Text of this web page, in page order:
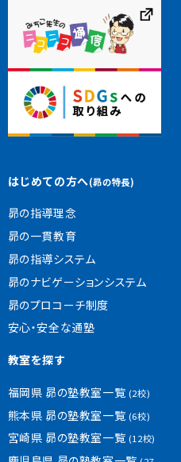
はじめての方へ(昴の特長)
昴の指導理念
昴の一貫教育
昴の指導システム
昴のナビゲーションシステム
昴のプロコーチ制度
安心・安全な通塾
教室を探す
福岡県 昴の塾教室一覧 (2校)
熊本県 昴の塾教室一覧 (6校)
宮崎県 昴の塾教室一覧 (12校)